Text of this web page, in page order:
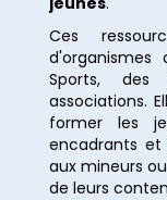
Ces
Sports,
associations.
former les
encadrants
aux mineurs
de leurs